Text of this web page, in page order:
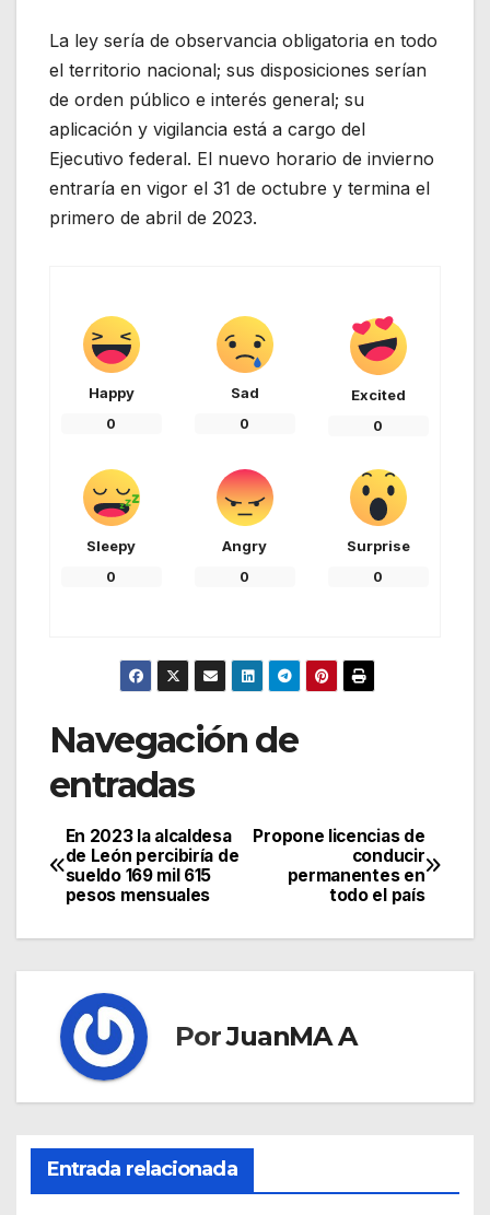
La ley sería de observancia obligatoria en todo
el territorio nacional; sus disposiciones serían
de orden público e interés general; su
aplicación y vigilancia está a cargo del
Ejecutivo federal. El nuevo horario de invierno
entraría en vigor el 31 de octubre y termina el
primero de abril de 2023.
Happy
0
Sad
0
Excited
0
Sleepy
0
Angry
0
Surprise
0
Navegación de
entradas
Propone licencias de
conducir
permanentes en
todo el país
En 2023 la alcaldesa
de León percibiría de
sueldo 169 mil 615
pesos mensuales
PorJuanMA A
Entrada relacionada